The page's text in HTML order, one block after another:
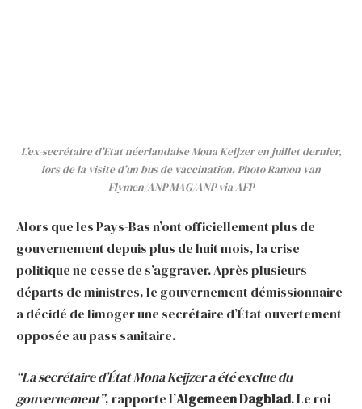
L’ex-secrétaire d’Etat néerlandaise Mona Keijzer en juillet dernier,
lors de la visite d’un bus de vaccination. Photo Ramon van
Flymen/ANP MAG/ANP via AFP
Alors que les Pays-Bas n’ont officiellement plus de
gouvernement depuis plus de huit mois, la crise
politique ne cesse de s’aggraver. Après plusieurs
départs de ministres, le gouvernement démissionnaire
a décidé de limoger une secrétaire d’État ouvertement
opposée au pass sanitaire.
“La secrétaire d’État Mona Keijzer a été exclue du
gouvernement”,rapporte l’Algemeen Dagblad. Le roi